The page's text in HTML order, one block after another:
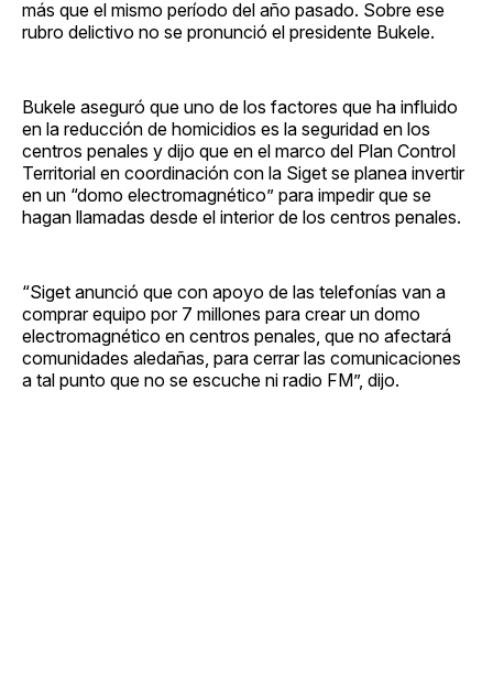
más que el mismo período del año pasado. Sobre ese
rubro delictivo no se pronunció el presidente Bukele.
Bukele aseguró que uno de los factores que ha influido
en la reducción de homicidios es la seguridad en los
centros penales y dijo que en el marco del Plan Control
Territorial en coordinación con la Siget se planea invertir
en un “domo electromagnético” para impedir que se
hagan llamadas desde el interior de los centros penales.
“Siget anunció que con apoyo de las telefonías van a
comprar equipo por 7 millones para crear un domo
electromagnético en centros penales, que no afectará
comunidades aledañas, para cerrar las comunicaciones
a tal punto que no se escuche ni radio FM”, dijo.